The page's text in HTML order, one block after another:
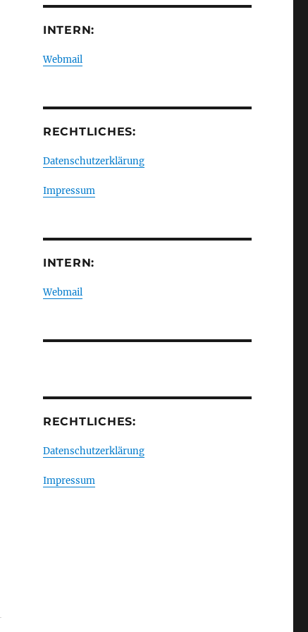
INTERN:
Webmail
RECHTLICHES:
Datenschutzerklärung
Impressum
INTERN:
Webmail
RECHTLICHES:
Datenschutzerklärung
Impressum